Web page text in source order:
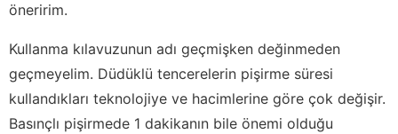
öneririm.
Kullanma kılavuzunun adı geçmişken değinmeden
geçmeyelim. Düdüklü tencerelerin pişirme süresi
kullandıkları teknolojiye ve hacimlerine göre çok değişir.
Basınçlı pişirmede 1 dakikanın bile önemi olduğu